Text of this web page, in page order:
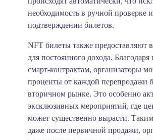
необходимость в ручной проверке и
подтверждении билетов.
NFT билеты также предоставляют
для постоянного дохода.
смарт-контрактам, организаторы
проценты от каждой перепродажи
вторичном рынке. Это особенно
эксклюзивных мероприятий, где
может существенно вырасти.
даже после первичной продажи,